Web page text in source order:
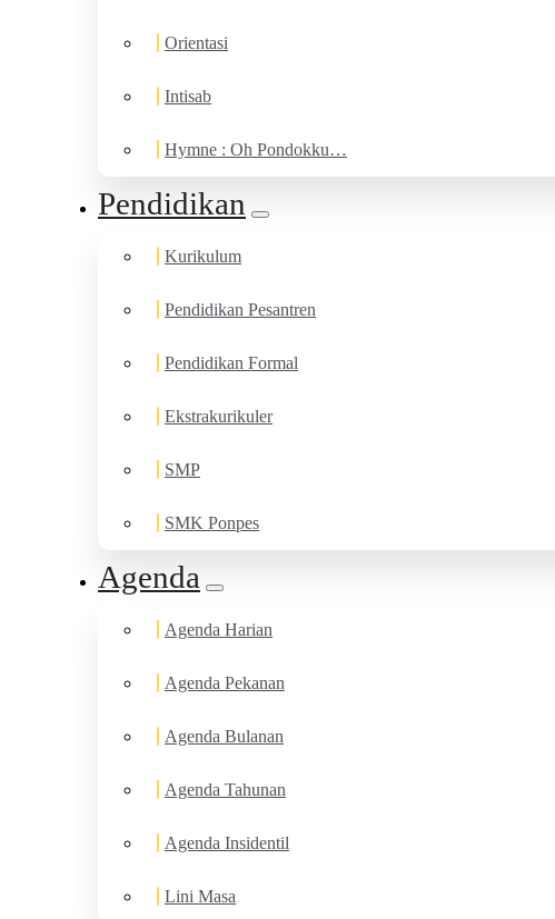
Orientasi
Intisab
Hymne : Oh Pondokku…
Pendidikan
Kurikulum
Pendidikan Pesantren
Pendidikan Formal
Ekstrakurikuler
SMP
SMK Ponpes
Agenda
Agenda Harian
Agenda Pekanan
Agenda Bulanan
Agenda Tahunan
Agenda Insidentil
Lini Masa